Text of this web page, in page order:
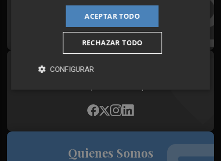
Todos los días a primera hora en tu email
¡Quiero suscribirme!
Síguenos en redes
Quienes Somos
ACEPTAR TODO
RECHAZAR TODO
CONFIGURAR